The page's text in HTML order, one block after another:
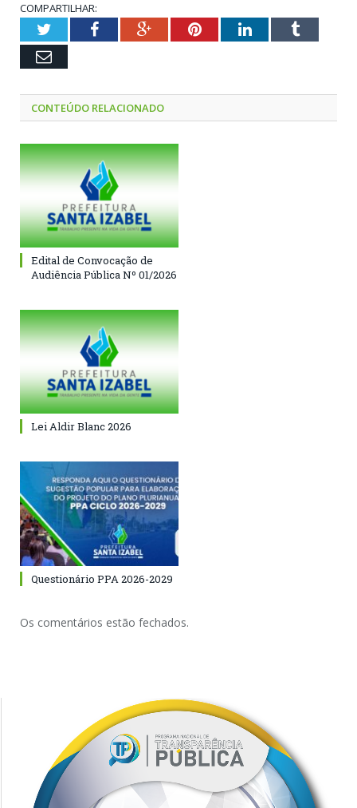
COMPARTILHAR:
TwitterFacebookGoogle+PinterestLinkedInTumblr
Email
CONTEÚDO RELACIONADO
Edital de Convocação de
Audiência Pública Nº 01/2026
Lei Aldir Blanc 2026
Questionário PPA 2026-2029
Os comentários estão fechados.